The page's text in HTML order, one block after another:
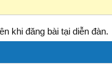
khi đăng bài tại diễn đàn.